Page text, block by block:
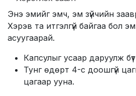
Энэ эмийг эмч, эм зүйчийн
Хэрэв та итгэлгүй байгаа бол
асуугаарай.
Капсулыг усаар даруулж
Тунг өдөрт 4-с доошгүй
цагаар ууна.